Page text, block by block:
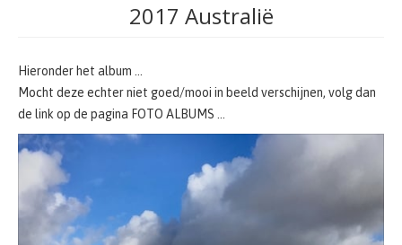
2017 Australië
Hieronder het album …
Mocht deze echter niet goed/mooi in beeld verschijnen, volg dan
de link op de pagina FOTO ALBUMS …